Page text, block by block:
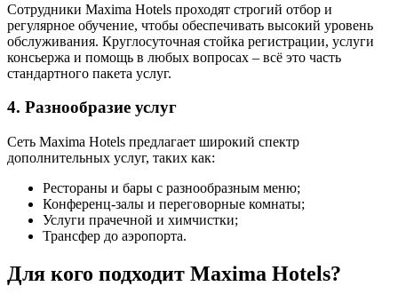
Сотрудники Maxima Hotels проходят строгий отбор и
регулярное обучение, чтобы обеспечивать высокий уровень
обслуживания. Круглосуточная стойка регистрации, услуги
консьержа и помощь в любых вопросах – всё это часть
стандартного пакета услуг.
4. Разнообразие услуг
Сеть Maxima Hotels предлагает широкий спектр
дополнительных услуг, таких как:
Рестораны и бары с разнообразным меню;
Конференц-залы и переговорные комнаты;
Услуги прачечной и химчистки;
Трансфер до аэропорта.
Для кого подходит Maxima Hotels?